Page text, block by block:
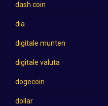
dash coin
dia
digitale munten
digitale valuta
dogecoin
dollar